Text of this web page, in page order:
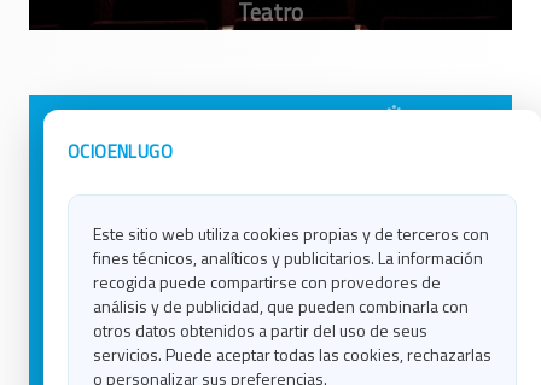
OCIOENLUGO
Este sitio web utiliza cookies propias y de terceros con
fines técnicos, analíticos y publicitarios. La información
recogida puede compartirse con provedores de
análisis y de publicidad, que pueden combinarla con
otros datos obtenidos a partir del uso de seus
servicios. Puede aceptar todas las cookies, rechazarlas
o personalizar sus preferencias.
Avisos Legales
Contacto
Política de Cookies
Ocio en Lugo
Ocio en Ourense
Ocio en Pontevedra
Ocio en Santiago
Ocio en Vigo